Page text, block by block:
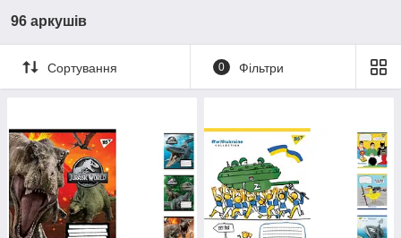
96 аркушів
Сортування 0 Фільтри